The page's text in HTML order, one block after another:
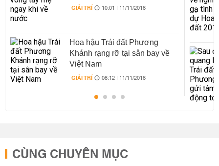
GIẢI TRÍ 10:01 | 11/11/2018
Hoa hậu Trái đất Phương
Khánh rạng rỡ tại sân bay về
Việt Nam
GIẢI TRÍ 08:12 | 11/11/2018
CÙNG CHUYÊN MỤC